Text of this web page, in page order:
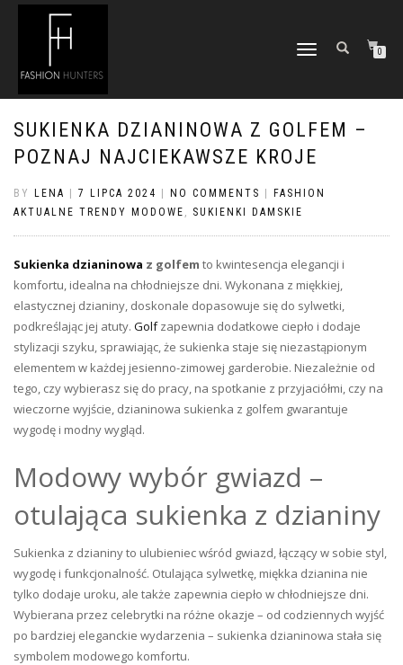
TOGGLE
0
SUKIENKA DZIANINOWA Z GOLFEM –
POZNAJ NAJCIEKAWSZE KROJE
BY LENA 7 LIPCA 2024 NO COMMENTS
FASHION
AKTUALNE TRENDY MODOWE , SUKIENKI DAMSKIE
Sukienka dzianinowa z golfem to kwintesencja elegancji i
komfortu, idealna na chłodniejsze dni. Wykonana z miękkiej,
elastycznej dzianiny, doskonale dopasowuje się do sylwetki,
podkreślając jej atuty. Golfzapewnia dodatkowe ciepło i dodaje
stylizacji szyku, sprawiając, że sukienka staje się niezastąpionym
elementem w każdej jesienno-zimowej garderobie. Niezależnie od
tego, czy wybierasz się do pracy, na spotkanie z przyjaciółmi, czy na
wieczorne wyjście, dzianinowa sukienka z golfem gwarantuje
wygodę i modny wygląd.
Modowy wybór gwiazd –
otulająca sukienka z dzianiny
Sukienka z dzianiny to ulubieniec wśród gwiazd, łączący w sobie styl,
wygodę i funkcjonalność. Otulająca sylwetkę, miękka dzianina nie
tylko dodaje uroku, ale także zapewnia ciepło w chłodniejsze dni.
Wybierana przez celebrytki na różne okazje – od codziennych wyjść
po bardziej eleganckie wydarzenia – sukienka dzianinowa stała się
symbolem modowego komfortu.